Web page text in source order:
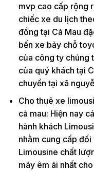
mvp cao cấp rộng
chiếc xe du lịch
đồng tại Cà Mau
bến xe bảy chỗ
của công ty chúng
của quý khách tại
chuyển tại xã
Cho thuê xe
cà mau: Hiện nay
hành khách
nhằm cung cấp
Limousine chất
máy êm ái nhất